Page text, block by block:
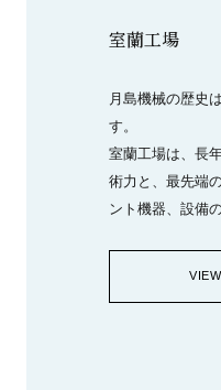
室蘭工場
月島機械の歴史
す。
室蘭工場は、長
術力と、最先端
ント機器、設備